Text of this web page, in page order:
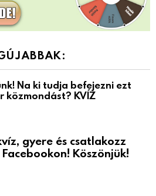
Na ki tudja befejezni ezt
közmondást? KVÍZ
gyere és csatlakozz
Köszönjük!